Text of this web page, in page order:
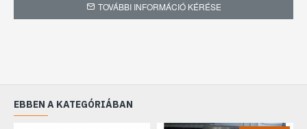
Feszültség: ~ 3N x 400 V (50 Hz)
TOVÁBBI INFORMÁCIÓ KÉRÉSE
EBBEN A KATEGÓRIÁBAN